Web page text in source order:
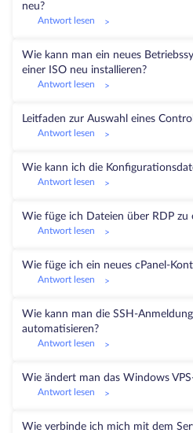
neu?
Antwort lesen >
Wie kann man ein neues
einer ISO neu installieren?
Antwort lesen >
Leitfaden zur Auswahl eines
Antwort lesen >
Wie kann ich die
Antwort lesen >
Wie füge ich Dateien über RDP zu
Antwort lesen >
Wie füge ich ein neues cPanel-
Antwort lesen >
Wie kann man die SSH-
automatisieren?
Antwort lesen >
Wie ändert man das Windows
Antwort lesen >
Wie verbinde ich mich mit dem